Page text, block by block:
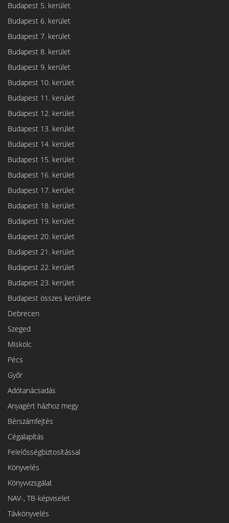
Budapest 5. kerület
Budapest 6. kerület
Budapest 7. kerület
Budapest 8. kerület
Budapest 9. kerület
Budapest 10. kerület
Budapest 11. kerület
Budapest 12. kerület
Budapest 13. kerület
Budapest 14. kerület
Budapest 15. kerület
Budapest 16. kerület
Budapest 17. kerület
Budapest 18. kerület
Budapest 19. kerület
Budapest 20. kerület
Budapest 21. kerület
Budapest 22. kerület
Budapest 23. kerület
Budapest összes kerülete
Debrecen
Szeged
Miskolc
Pécs
Győr
Adótanácsadás
Anyagért házhoz megy
Bérszámfejtés
Cégalapítás
Felelősségbiztosítással
Könyvelés
Könyvvizsgálat
NAV-, TB-képviselet
Távkönyvelés